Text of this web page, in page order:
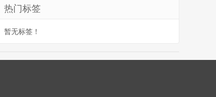
热门标签
暂无标签！